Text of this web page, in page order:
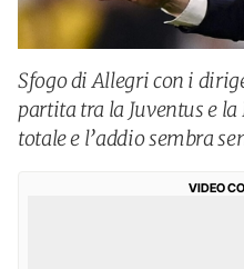
Sfogo di Allegri con i
partita tra la Juventus e
totale e l’addio sembra
VIDEO